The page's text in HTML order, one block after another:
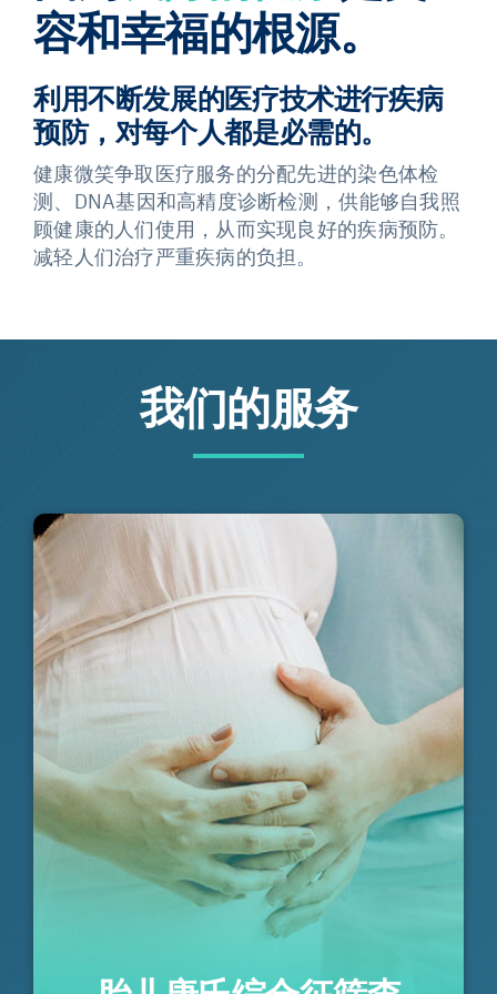
容和幸福的根源。
利用不断发展的医疗技术进行疾病
预防，对每个人都是必需的。
健康微笑争取医疗服务的分配先进的染色体检
测、DNA基因和高精度诊断检测，供能够自我照
顾健康的人们使用，从而实现良好的疾病预防。
减轻人们治疗严重疾病的负担。
我们的服务